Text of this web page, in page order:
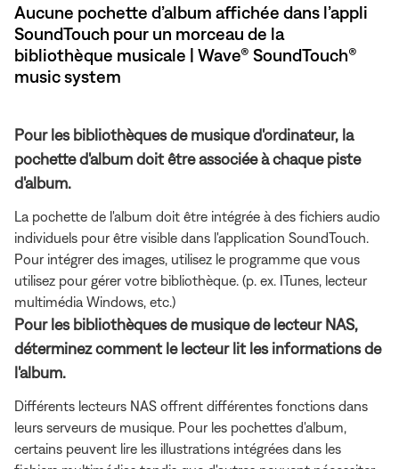
Aucune pochette d’album affichée dans l’appli
SoundTouch pour un morceau de la
bibliothèque musicale | Wave® SoundTouch®
music system
Pour les bibliothèques de musique d'ordinateur, la
pochette d'album doit être associée à chaque piste
d'album.
La pochette de l'album doit être intégrée à des fichiers audio
individuels pour être visible dans l'application SoundTouch.
Pour intégrer des images, utilisez le programme que vous
utilisez pour gérer votre bibliothèque. (p. ex. ITunes, lecteur
multimédia Windows, etc.)
Pour les bibliothèques de musique de lecteur NAS,
déterminez comment le lecteur lit les informations de
l'album.
Différents lecteurs NAS offrent différentes fonctions dans
leurs serveurs de musique. Pour les pochettes d'album,
certains peuvent lire les illustrations intégrées dans les